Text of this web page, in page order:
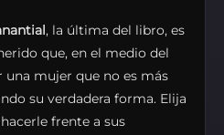
, la última del libro, es
que, en el medio del
una mujer que no es más
su verdadera forma. Elija
frente a sus